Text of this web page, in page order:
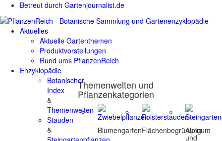
Betreut durch Gartenjournalist.de
Aktuelles
Aktuelle Gartenthemen
Produktvorstellungen
Rund ums PflanzenReich
Enzyklopädie
Botanischer
Index
&
Themenwelten
Stauden
&
Themenwelten und
Pflanzenkategorien
BlumengartenFlächenbegrünung
Alpinum
und